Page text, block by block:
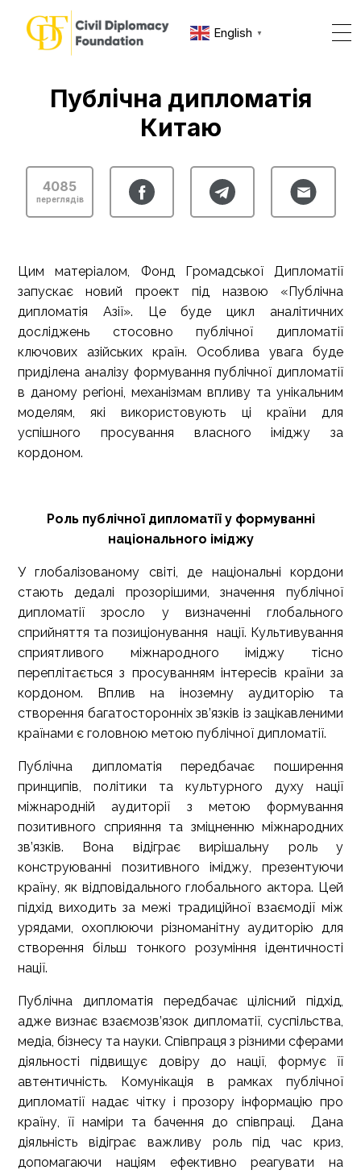
English ▼
Публічна дипломатія
Китаю
4085
переглядів
Цим матеріалом, Фонд Громадської Дипломатії
запускає новий проект під назвою «Публічна
дипломатія Азії». Це буде цикл аналітичних
досліджень стосовно публічної дипломатії
ключових азійських країн. Особлива увага буде
приділена аналізу формування публічної дипломатії
в даному регіоні, механізмам впливу та унікальним
моделям, які використовують ці країни для
успішного просування власного іміджу за
кордоном.
Роль публічної дипломатії у формуванні
національного іміджу
У глобалізованому світі, де національні кордони
стають дедалі прозорішими, значення публічної
дипломатії зросло у визначенні глобального
сприйняття та позиціонування нації. Культивування
сприятливого міжнародного іміджу тісно
переплітається з просуванням інтересів країни за
кордоном. Вплив на іноземну аудиторію та
створення багатосторонніх зв’язків із зацікавленими
країнами є головною метою публічної дипломатії.
Публічна дипломатія передбачає поширення
принципів, політики та культурного духу нації
міжнародній аудиторії з метою формування
позитивного сприяння та зміцненню міжнародних
зв’язків. Вона відіграє вирішальну роль у
конструюванні позитивного іміджу, презентуючи
країну, як відповідального глобального актора. Цей
підхід виходить за межі традиційної взаємодії між
урядами, охоплюючи різноманітну аудиторію для
створення більш тонкого розуміння ідентичності
нації.
Публічна дипломатія передбачає цілісний підхід,
адже визнає взаємозв’язок дипломатії, суспільства,
медіа, бізнесу та науки. Співпраця з різними сферами
діяльності підвищує довіру до нації, формує її
автентичність. Комунікація в рамках публічної
дипломатії надає чітку і прозору інформацію про
країну, її наміри та бачення до співпраці. Дана
діяльність відіграє важливу роль під час криз,
допомагаючи націям ефективно реагувати на